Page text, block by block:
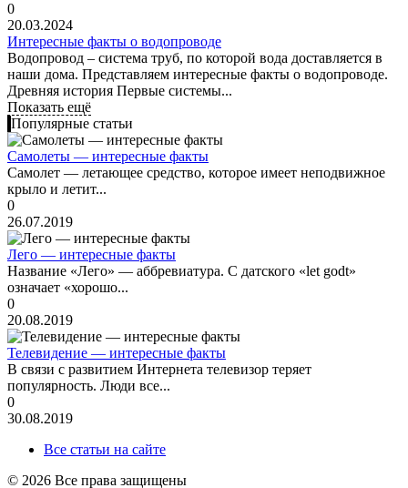
0
20.03.2024
Интересные факты о водопроводе
Водопровод – система труб, по которой вода доставляется в
наши дома. Представляем интересные факты о водопроводе.
Древняя история Первые системы...
Показать ещё
Популярные статьи
Самолеты — интересные факты
Самолет — летающее средство, которое имеет неподвижное
крыло и летит...
0
26.07.2019
Лего — интересные факты
Название «Лего» — аббревиатура. С датского «let godt»
означает «хорошо...
0
20.08.2019
Телевидение — интересные факты
В связи с развитием Интернета телевизор теряет
популярность. Люди все...
0
30.08.2019
Все статьи на сайте
© 2026 Все права защищены